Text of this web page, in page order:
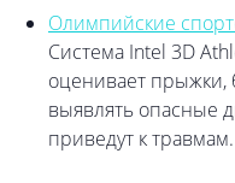
Олимпийские
Система Intel 3D
оценивает прыжки,
выявлять опасные
приведут к травмам.